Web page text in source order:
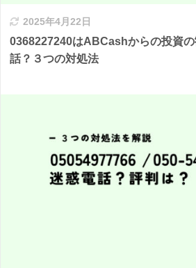
2025年4月22日
0368227240はABCashからの投資
話？３つの対処法